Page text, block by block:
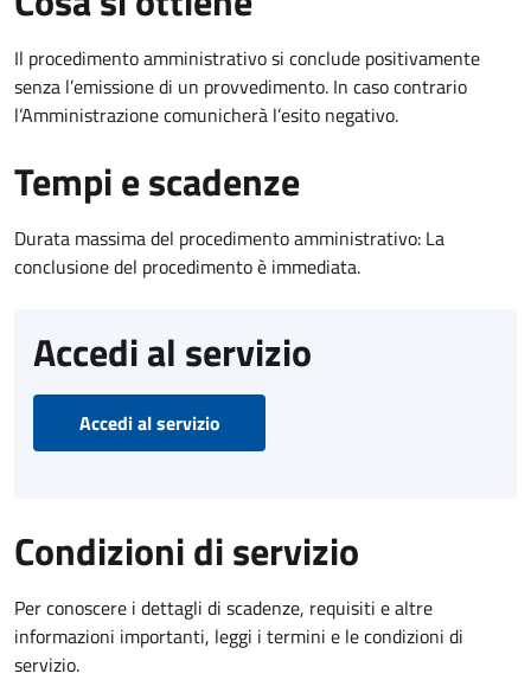
Il procedimento amministrativo si conclude positivamente
senza l’emissione di un provvedimento. In caso contrario
l’Amministrazione comunicherà l’esito negativo.
Tempi e scadenze
Durata massima del procedimento amministrativo: La
conclusione del procedimento è immediata.
Accedi al servizio
Accedi al servizio
Condizioni di servizio
Per conoscere i dettagli di scadenze, requisiti e altre
informazioni importanti, leggi i termini e le condizioni di
servizio.